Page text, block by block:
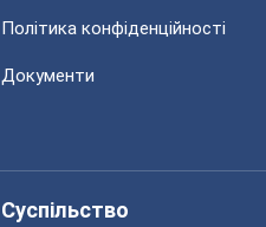
Політика конфіденційності
Документи
Суспільство